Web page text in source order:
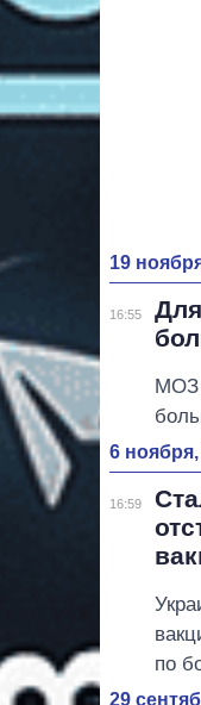
19
16:55
МОЗ
6
16:59
по
29